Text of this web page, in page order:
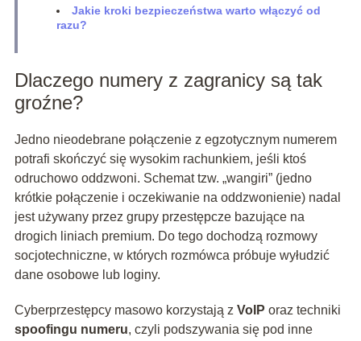
Jakie kroki bezpieczeństwa warto włączyć od
razu?
Dlaczego numery z zagranicy są tak
groźne?
Jedno nieodebrane połączenie z egzotycznym numerem
potrafi skończyć się wysokim rachunkiem, jeśli ktoś
odruchowo oddzwoni. Schemat tzw. „wangiri” (jedno
krótkie połączenie i oczekiwanie na oddzwonienie) nadal
jest używany przez grupy przestępcze bazujące na
drogich liniach premium. Do tego dochodzą rozmowy
socjotechniczne, w których rozmówca próbuje wyłudzić
dane osobowe lub loginy.
Cyberprzestępcy masowo korzystają z VoIP oraz techniki
spoofingu numeru, czyli podszywania się pod inne